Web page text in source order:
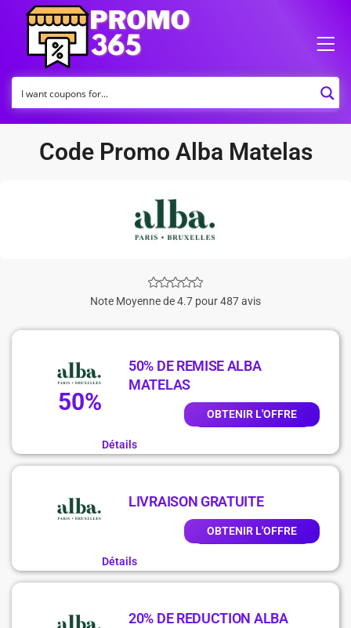
Code Promo Alba Matelas
Note Moyenne de 4.7 pour 487 avis
50%
50% DE REMISE ALBA
MATELAS
OBTENIR L'OFFRE
Détails
LIVRAISON GRATUITE
OBTENIR L'OFFRE
Détails
20% DE REDUCTION ALBA